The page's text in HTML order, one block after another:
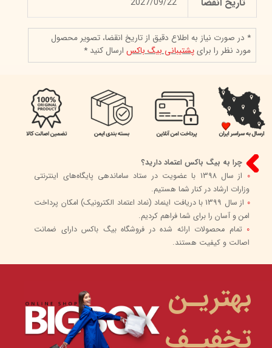
2027/09/22
* در صورت نیاز به اطلاع دقیق از تاریخ انقضا، تصویر محصول
مورد نظر را برایپشتیبانی بیگ باکسارسال کنید *
چرا به بیگ باکس اعتماد دارید؟
0
از سال 1398 با عضویت در ستاد ساماندهی پایگاه‌های اینترنتی
وزارات ارشاد در کنار شما هستیم.
0
از سال 1399 با دریافت اینماد (نماد اعتماد الکترونیک) امکان پرداخت
امن و آسان را برای شما فراهم کردیم.
0 تمام محصولات ارائه شده در فروشگاه بیگ باکس دارای ضمانت
اصالت و کیفیت هستند.
بهتریـن